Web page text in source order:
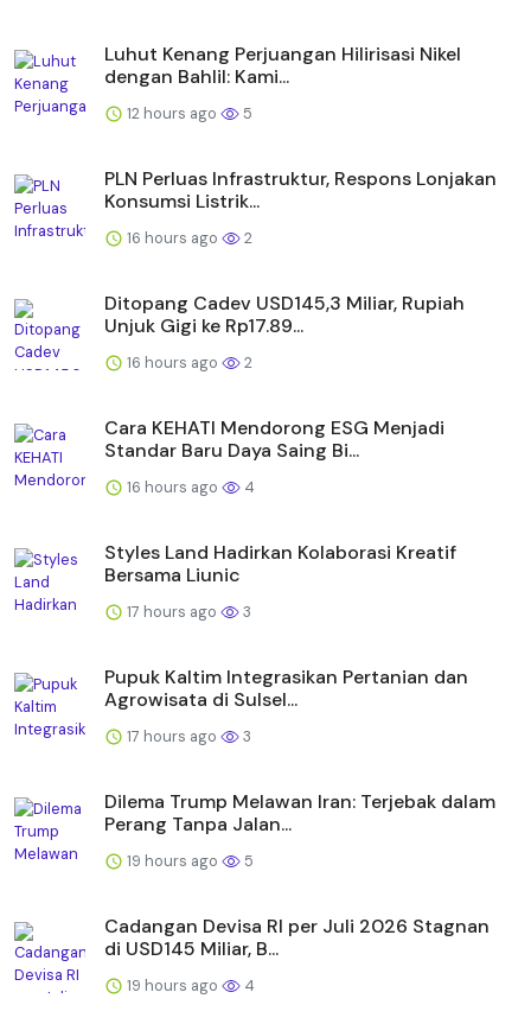
Luhut Kenang Perjuangan Hilirisasi Nikel
dengan Bahlil: Kami...
12 hours ago 5
PLN Perluas Infrastruktur, Respons Lonjakan
Konsumsi Listrik...
16 hours ago 2
Ditopang Cadev USD145,3 Miliar, Rupiah
Unjuk Gigi ke Rp17.89...
16 hours ago 2
Cara KEHATI Mendorong ESG Menjadi
Standar Baru Daya Saing Bi...
16 hours ago 4
Styles Land Hadirkan Kolaborasi Kreatif
Bersama Liunic
17 hours ago 3
Pupuk Kaltim Integrasikan Pertanian dan
Agrowisata di Sulsel...
17 hours ago 3
Dilema Trump Melawan Iran: Terjebak dalam
Perang Tanpa Jalan...
19 hours ago 5
Cadangan Devisa RI per Juli 2026 Stagnan
di USD145 Miliar, B...
19 hours ago 4